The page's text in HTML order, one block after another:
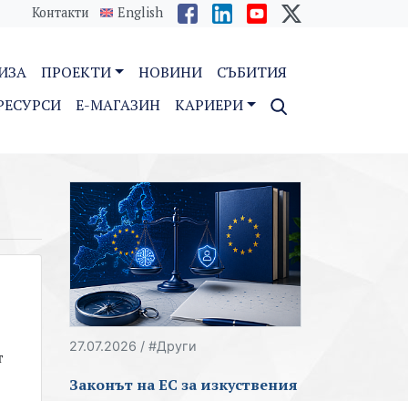
Контакти English
ПРОЕКТИ НОВИНИ
СЪБИТИЯ
E-МАГАЗИН КАРИЕРИ
27.07.2026 / #Други
Законът на ЕС за изкуствения